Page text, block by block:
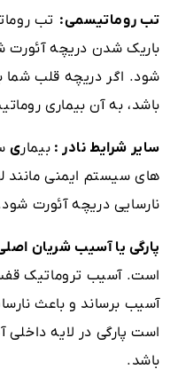
تب روماتیسمی: تب
باریک شدن دریچه
شود. اگر دریچه قلب شما
باشد، به آن بیماری
سایر شرایط نادر : بیماری
های سیستم ایمنی مانند
نارسایی دریچه آئورت
پارگی یا آسیب شریان
است. آسیب تروماتیک
آسیب برساند و باعث
است پارگی در لایه
باشد.